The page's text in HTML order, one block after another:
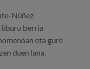
Núñez
liburu berria
eta gure
duen lana.